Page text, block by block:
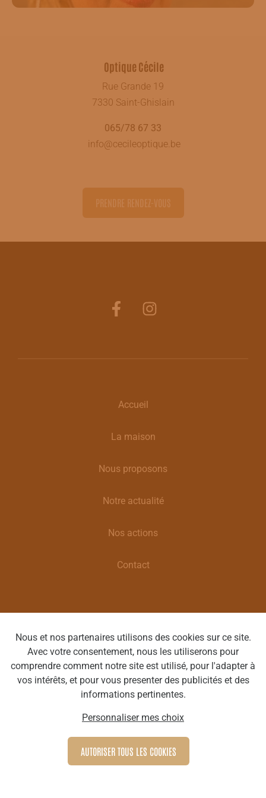
Optique Cécile
Rue Grande 19
7330 Saint-Ghislain
065/78 67 33
info@cecileoptique.be
PRENDRE RENDEZ-VOUS
Accueil
La maison
Nous proposons
Notre actualité
Nos actions
Contact
Clause de non-responsabilité
Webdesign by Optic Libre
Optique Cécile | Rue Grande 19 7330 Saint-Ghislain |
BE 0560.825.492 | T : 065/78 67 33 | E :
info@cecileoptique.be
Nous et nos partenaires utilisons des cookies sur ce site.
Avec votre consentement, nous les utiliserons pour
comprendre comment notre site est utilisé, pour l'adapter à
vos intérêts, et pour vous presenter des publicités et des
informations pertinentes.
Personnaliser mes choix
AUTORISER TOUS LES COOKIES